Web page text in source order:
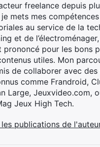
freelance depuis
je mets mes compétences
au service de la
et de
prononcé pour les bons
utiles. Mon
de collaborer avec des
comme Frandroid,
Large, Jeuxvideo.com,
Jeux High Tech.
publications de